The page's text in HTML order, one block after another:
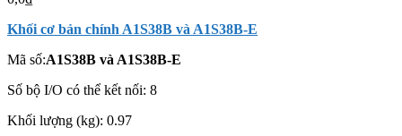
Khối cơ bản chính A1S38B và A1S38B-E
Mã số:A1S38B và A1S38B-E
Số bộ I/O có thể kết nối: 8
Khối lượng (kg): 0.97